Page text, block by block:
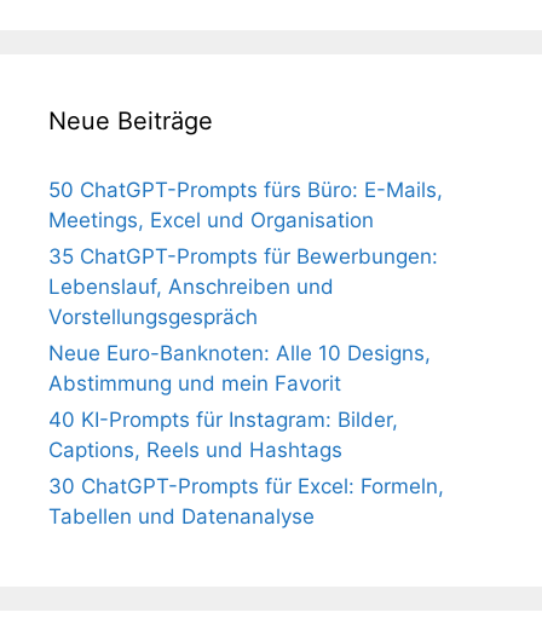
Neue Beiträge
50 ChatGPT-Prompts fürs Büro: E-Mails,
Meetings, Excel und Organisation
35 ChatGPT-Prompts für Bewerbungen:
Lebenslauf, Anschreiben und
Vorstellungsgespräch
Neue Euro-Banknoten: Alle 10 Designs,
Abstimmung und mein Favorit
40 KI-Prompts für Instagram: Bilder,
Captions, Reels und Hashtags
30 ChatGPT-Prompts für Excel: Formeln,
Tabellen und Datenanalyse